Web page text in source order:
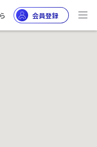
会員登録